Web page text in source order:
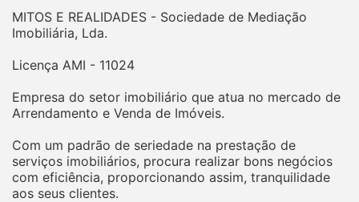
MITOS E REALIDADES - Sociedade de Mediação
Imobiliária, Lda.
Licença AMI - 11024
Empresa do setor imobiliário que atua no mercado de
Arrendamento e Venda de Imóveis.
Com um padrão de seriedade na prestação de
serviços imobiliários, procura realizar bons negócios
com eficiência, proporcionando assim, tranquilidade
aos seus clientes.